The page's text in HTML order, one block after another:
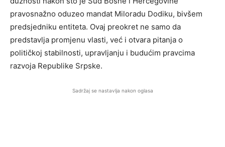
pravosnažno oduzeo mandat Miloradu Dodiku, bivšem
predsjedniku entiteta. Ovaj preokret ne samo da
predstavlja promjenu vlasti, već i otvara pitanja o
političkoj stabilnosti, upravljanju i budućim pravcima
razvoja Republike Srpske.
Sadržaj se nastavlja nakon oglasa